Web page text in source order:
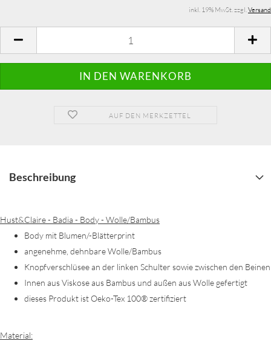
inkl. 19% MwSt. zzgl.Versand
AUF DEN MERKZETTEL
Beschreibung
Hust&Claire - Badia - Body - Wolle/Bambus
Body mit Blumen/-Blätterprint
angenehme, dehnbare Wolle/Bambus
Knopfverschlüsee an der linken Schulter sowie zwischen den Beinen
Innen aus Viskose aus Bambus und außen aus Wolle gefertigt
dieses Produkt ist Oeko-Tex 100® zertifiziert
Material: